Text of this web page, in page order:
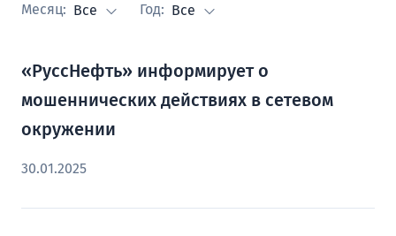
Месяц: Все Год: Все
«РуссНефть» информирует о
мошеннических действиях в сетевом
окружении
30.01.2025